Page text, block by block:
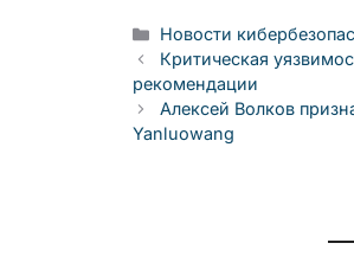
Рубрики
Новости
Критическая
рекомендации
Алексей Волков
Yanluowang